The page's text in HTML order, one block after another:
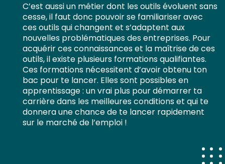
C’est aussi un métier dont les outils évoluent sans
cesse, il faut donc pouvoir se familiariser avec
ces outils qui changent et s’adaptent aux
nouvelles problématiques des entreprises. Pour
acquérir ces connaissances et la maîtrise de ces
outils, il existe plusieurs formations qualifiantes.
Ces formations nécessitent d’avoir obtenu ton
bac pour te lancer. Elles sont possibles en
apprentissage : un vrai plus pour démarrer ta
carrière dans les meilleures conditions et qui te
donnera une chance de te lancer rapidement
sur le marché de l’emploi !